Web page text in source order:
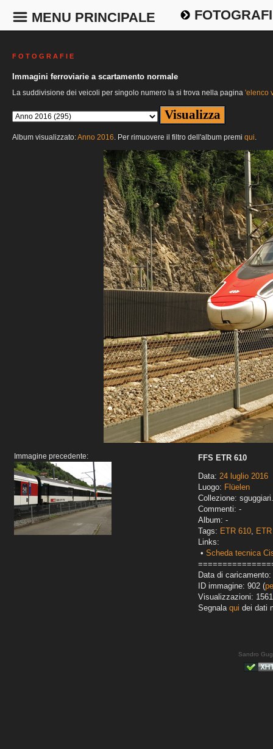
MENU PRINCIPALE
F O T O G R A F I E
Immagini ferroviarie a scartamento normale
La suddivisione dei veicoli per singolo numero la si trova nella pagina 'elenco
Album visualizzato:Anno 2016. Per rimuovere il filtro dell'album premi qui.
Immagine precedente:
FFS ETR 610
Data: 24 luglio 2016
Luogo: Flüelen
Collezione:
Commenti: -
Album: -
Tags: ETR 610,
Links:
• Scheda tecnica
Data di caricamento:
ID immagine: 902 (
Visualizzazioni: 1561
Segnala qui dei dati
Sandro